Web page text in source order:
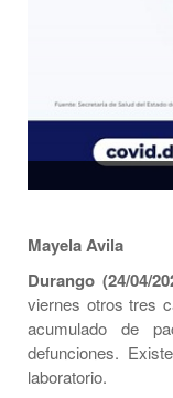
Mayela Avila
Durango (24/04/
viernes otros tres
acumulado de
defunciones.
laboratorio.